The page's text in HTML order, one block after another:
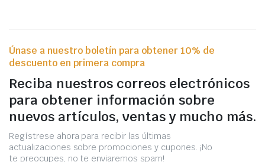
Únase a nuestro boletín para obtener 10% de
descuento en primera compra
Reciba nuestros correos electrónicos
para obtener información sobre
nuevos artículos, ventas y mucho más.
Regístrese ahora para recibir las últimas
actualizaciones sobre promociones y cupones. ¡No
te preocupes, no te enviaremos spam!